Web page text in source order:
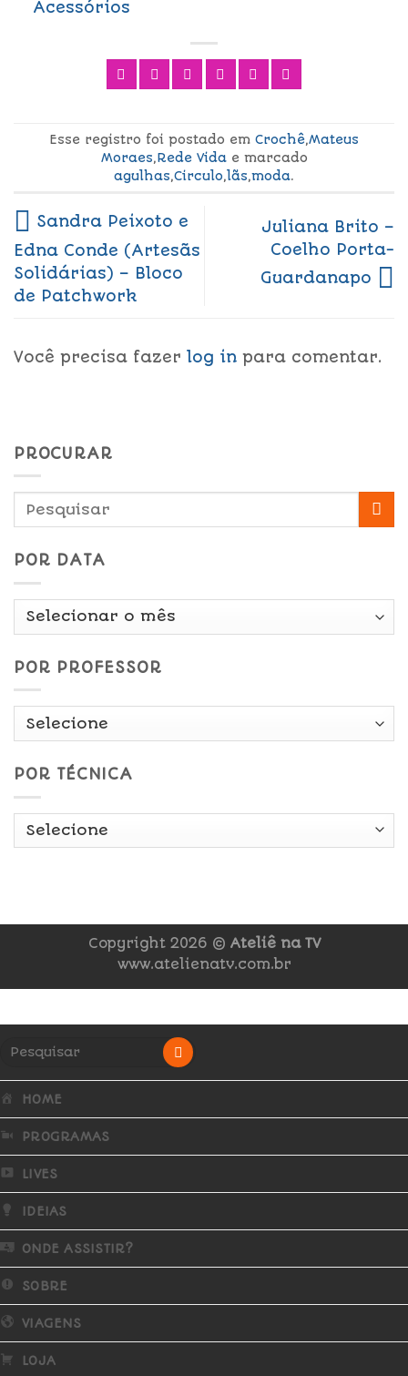
Acessórios
Esse registro foi postado em Crochê,Mateus
Moraes,Rede Vidae marcado
agulhas,Circulo,lãs,moda.
Sandra Peixoto e
Edna Conde (Artesãs
Solidárias) – Bloco
de Patchwork
Juliana Brito –
Coelho Porta-
Guardanapo
Você precisa fazer log in para comentar.
PROCURAR
POR DATA
Por
POR PROFESSOR
POR TÉCNICA
Copyright 2026 © Ateliê na TV
www.atelienatv.com.br
HOME
PROGRAMAS
LIVES
IDEIAS
ONDE ASSISTIR?
SOBRE
VIAGENS
LOJA